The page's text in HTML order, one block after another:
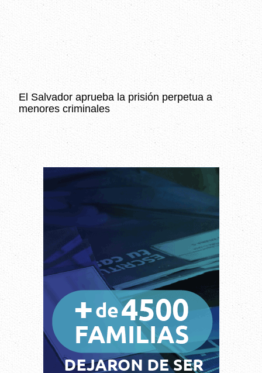
El Salvador aprueba la prisión perpetua a
menores criminales